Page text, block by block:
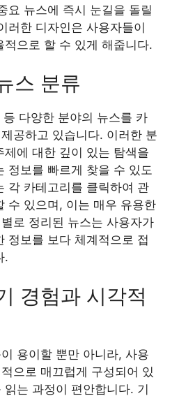
요 뉴스에 즉시 눈길을 돌릴
러한 디자인은 사용자들이
적으로 할 수 있게 해줍니다.
스 분류
다양한 분야의 뉴스를 카
공하고 있습니다. 이러한 분
에 대한 깊이 있는 탐색을
정보를 빠르게 찾을 수 있도
각 카테고리를 클릭하여 관
수 있으며, 이는 매우 유용한
로 정리된 뉴스는 사용자가
정보를 보다 체계적으로 접
.
경험과 시각적
용이할 뿐만 아니라, 사용
으로 매끄럽게 구성되어 있
는 과정이 편안합니다. 기